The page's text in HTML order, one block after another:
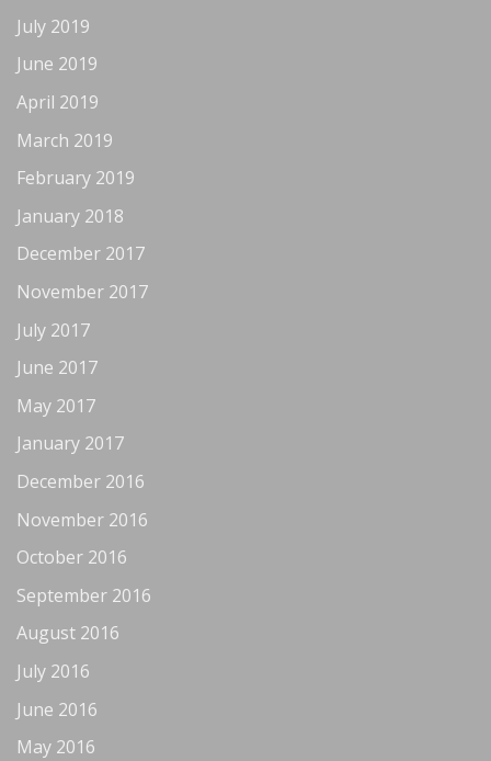
July 2019
June 2019
April 2019
March 2019
February 2019
January 2018
December 2017
November 2017
July 2017
June 2017
May 2017
January 2017
December 2016
November 2016
October 2016
September 2016
August 2016
July 2016
June 2016
May 2016